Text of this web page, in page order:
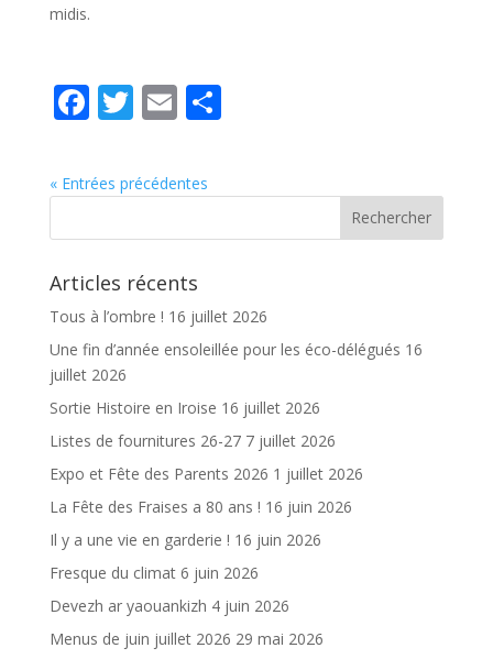
midis.
F
ac
e
b
o
o
k
T
w
itt
er
E
m
ai
l
P
g
er
« Entrées précédentes
Articles récents
Tous à l’ombre ! 16 juillet 2026
Une fin d’année ensoleillée pour les éco-délégués 16
juillet 2026
Sortie Histoire en Iroise 16 juillet 2026
Listes de fournitures 26-27 7 juillet 2026
Expo et Fête des Parents 2026 1 juillet 2026
La Fête des Fraises a 80 ans ! 16 juin 2026
Il y a une vie en garderie ! 16 juin 2026
Fresque du climat 6 juin 2026
Devezh ar yaouankizh 4 juin 2026
Menus de juin juillet 2026 29 mai 2026